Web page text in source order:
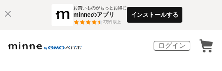
お買いものがもっとお得に
minneのアプリ
3万件以上
インストールする
ログイン